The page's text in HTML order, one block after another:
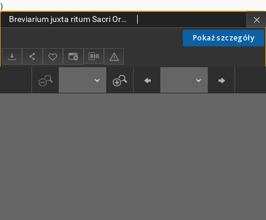
)
Pokaż szczegóły
Breviarium juxta ritum Sacri Ordinis Praedicatorum